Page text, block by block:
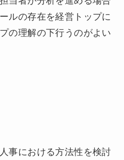
ルの存在を経営トップに
の理解の下行うのがよい
事における方法性を検討